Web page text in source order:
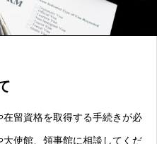
留資格を取得する手続きが必
使館、領事館に相談してくだ